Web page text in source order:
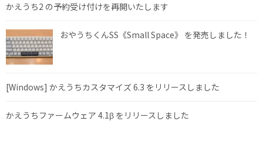
かえうち2 の予約受け付けを再開いたします
おやうちくんSS《Small Space》 を発売しました！
[Windows] かえうちカスタマイズ 6.3 をリリースしました
かえうちファームウェア 4.1β をリリースしました